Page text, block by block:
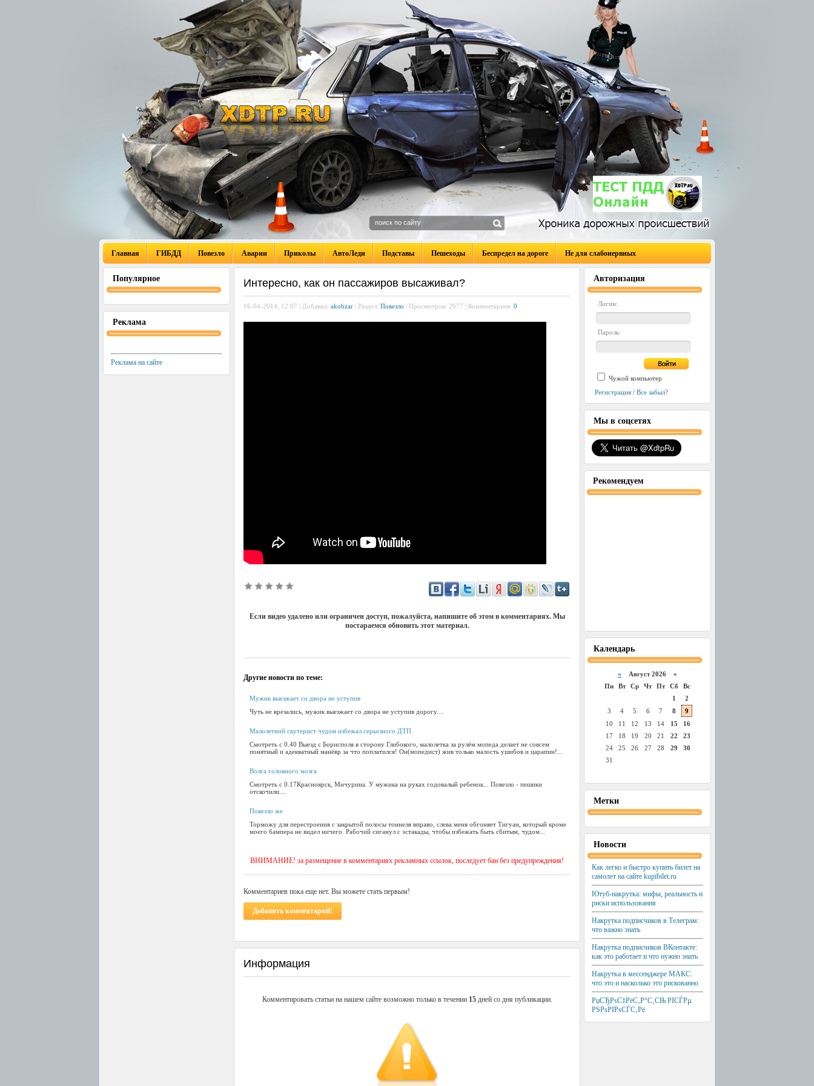
Главная ГИБДД Повезло Аварии Приколы АвтоЛеди Подставы Пешеходы Беспредел на дороге Не для слабонервных
Популярное
Реклама
Реклама на сайте
Интересно, как он пассажиров высаживал?
16-04-2014, 12:07 | Добавил: akobzar | Раздел: Повезло | Просмотров: 2677 | Комментариев: 0
Если видео удалено или ограничен доступ, пожалуйста, напишите об этом в комментариях. Мы
постараемся обновить этот материал.
Другие новости по теме:
Мужик выезжает со двора не уступив
Чуть не врезались, мужик выезжает со двора не уступив дорогу....
Малолетний скутерист чудом избежал серьезного ДТП
Смотреть с 0.40 Выезд с Борисполя в сторону Глибокого, малолетка за рулём мопеда делает не совсем
понятный и адекватный манёвр за что поплатился! Он(мопедист) жив только малость ушибов и царапин!...
Волга головного мозга
Смотреть с 0.17Красноярск, Мичурина. У мужика на руках годовалый ребенок... Повезло - пешики
отскочили....
Повезло же
Торможу для перестроения с закрытой полосы тоннеля вправо, слева меня обгоняет Тигуан, который кроме
моего бампера не видел ничего. Рабочий сиганул с эстакады, чтобы избежать быть сбитым, чудом...
ВНИМАНИЕ! за размещение в комментариях рекламных ссылок, последует бан без предупреждения!
Комментариев пока еще нет. Вы можете стать первым!
Добавить комментарий!
Информация
Комментировать статьи на нашем сайте возможно только в течении 15дней со дня публикации.
Авторизация
Логин:
Пароль:
Чужой компьютер
Регистрация / Все забыл?
Мы в соцсетях
Рекомендуем
Календарь
« Август 2026 »
Пн
Вт Ср Чт Пт Сб
Вс
1
2
3
4 5 6 7 8
9
10
11 12 13 14 15
16
17
18 19 20 21 22
23
24
25 26 27 28 29
30
31
Метки
Новости
Как легко и быстро купить билет на
самолет на сайте kupibilet.ru
Ютуб-накрутка: мифы, реальность и
риски использования
Накрутка подписчиков в Телеграм:
что важно знать
Накрутка подписчиков ВКонтакте:
как это работает и что нужно знать
Накрутка в мессенджере МАКС:
что это и насколько это рискованно
РџСЂРѕС‡РёС‚Р°С‚СЊ РІСЃРµ
РЅРѕРІРѕСЃС‚Рё